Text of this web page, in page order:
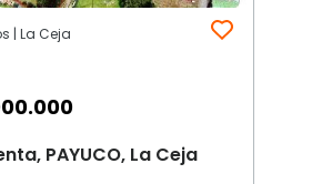
| La Ceja
PAYUCO, La Ceja